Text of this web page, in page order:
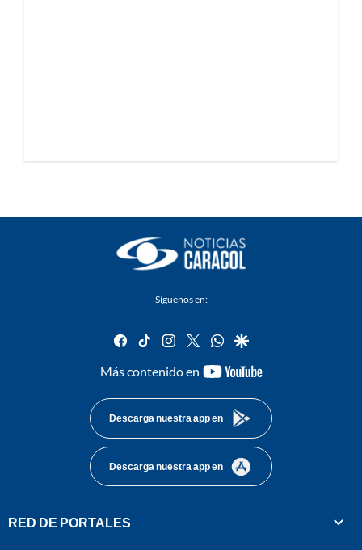
Síguenos en:
facebook
tiktok instagram
twitterwhatsapp
google
Más contenido en
youtube-
Descarga nuestra app en
Descarga nuestra app en
RED DE PORTALES